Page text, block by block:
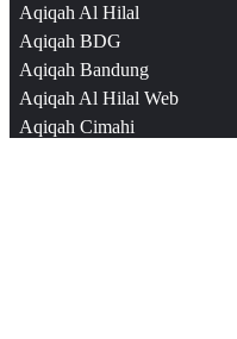
Aqiqah Al Hilal
Aqiqah BDG
Aqiqah Bandung
Aqiqah Al Hilal Web
Aqiqah Cimahi